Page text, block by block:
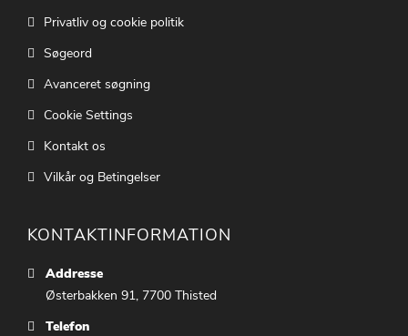
Privatliv og cookie politik
Søgeord
Avanceret søgning
Cookie Settings
Kontakt os
Vilkår og Betingelser
KONTAKTINFORMATION
Addresse
Østerbakken 91, 7700 Thisted
Telefon